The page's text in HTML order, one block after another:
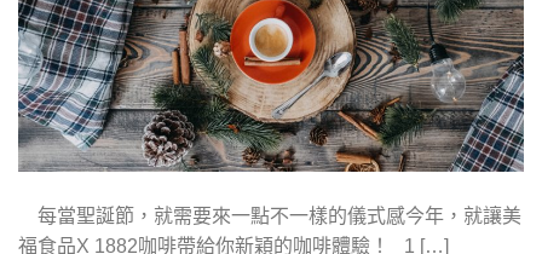
每當聖誕節，就需要來一點不一樣的儀式感今年，就讓美
福食品X 1882咖啡帶給你新穎的咖啡體驗！ 1 […]